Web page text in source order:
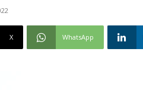
X WhatsApp